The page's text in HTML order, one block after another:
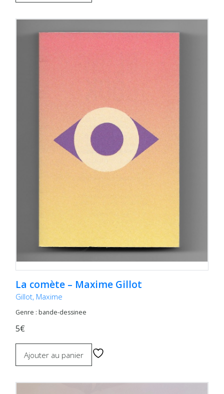
La comète – Maxime Gillot
Gillot, Maxime
Genre : bande-dessinee
5€
Ajouter au panier